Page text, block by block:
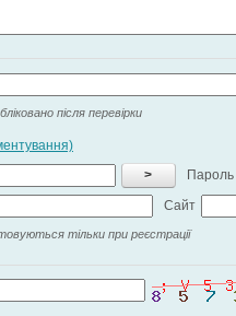
після перевірки
>
Пароль
Сайт
тільки при реєстрації